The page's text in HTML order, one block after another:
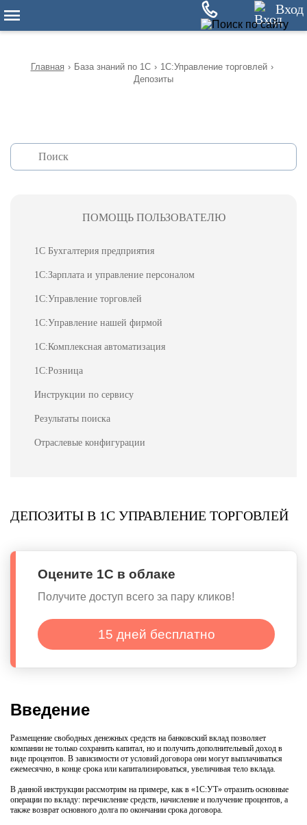
Вход
Главная › База знаний по 1С › 1С:Управление торговлей ›
Депозиты
ПОМОЩЬ ПОЛЬЗОВАТЕЛЮ
1С Бухгалтерия предприятия
1С:Зарплата и управление персоналом
1С:Управление торговлей
1С:Управление нашей фирмой
1С:Комплексная автоматизация
1С:Розница
Инструкции по сервису
Результаты поиска
Отраслевые конфигурации
ДЕПОЗИТЫ В 1С УПРАВЛЕНИЕ ТОРГОВЛЕЙ
Оцените 1С в облаке
Получите доступ всего за пару кликов!
15 дней бесплатно
Введение
Размещение свободных денежных средств на банковский вклад позволяет
компании не только сохранить капитал, но и получить дополнительный доход в
виде процентов. В зависимости от условий договора они могут выплачиваться
ежемесячно, в конце срока или капитализироваться, увеличивая тело вклада.
В данной инструкции рассмотрим на примере, как в «1С:УТ» отразить основные
операции по вкладу: перечисление средств, начисление и получение процентов, а
также возврат основного долга по окончании срока договора.